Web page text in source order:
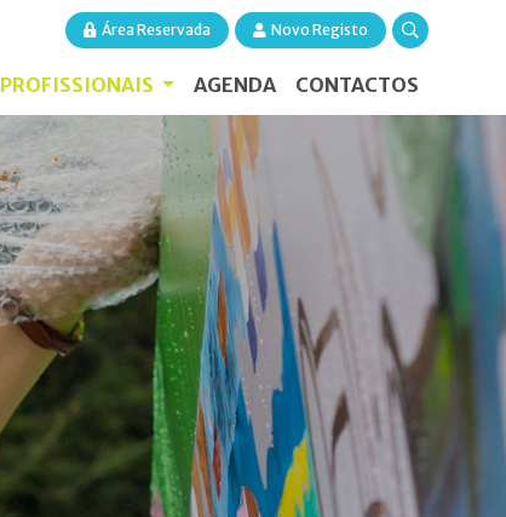
Área Reservada Novo Registo
PROFISSIONAIS AGENDA CONTACTOS